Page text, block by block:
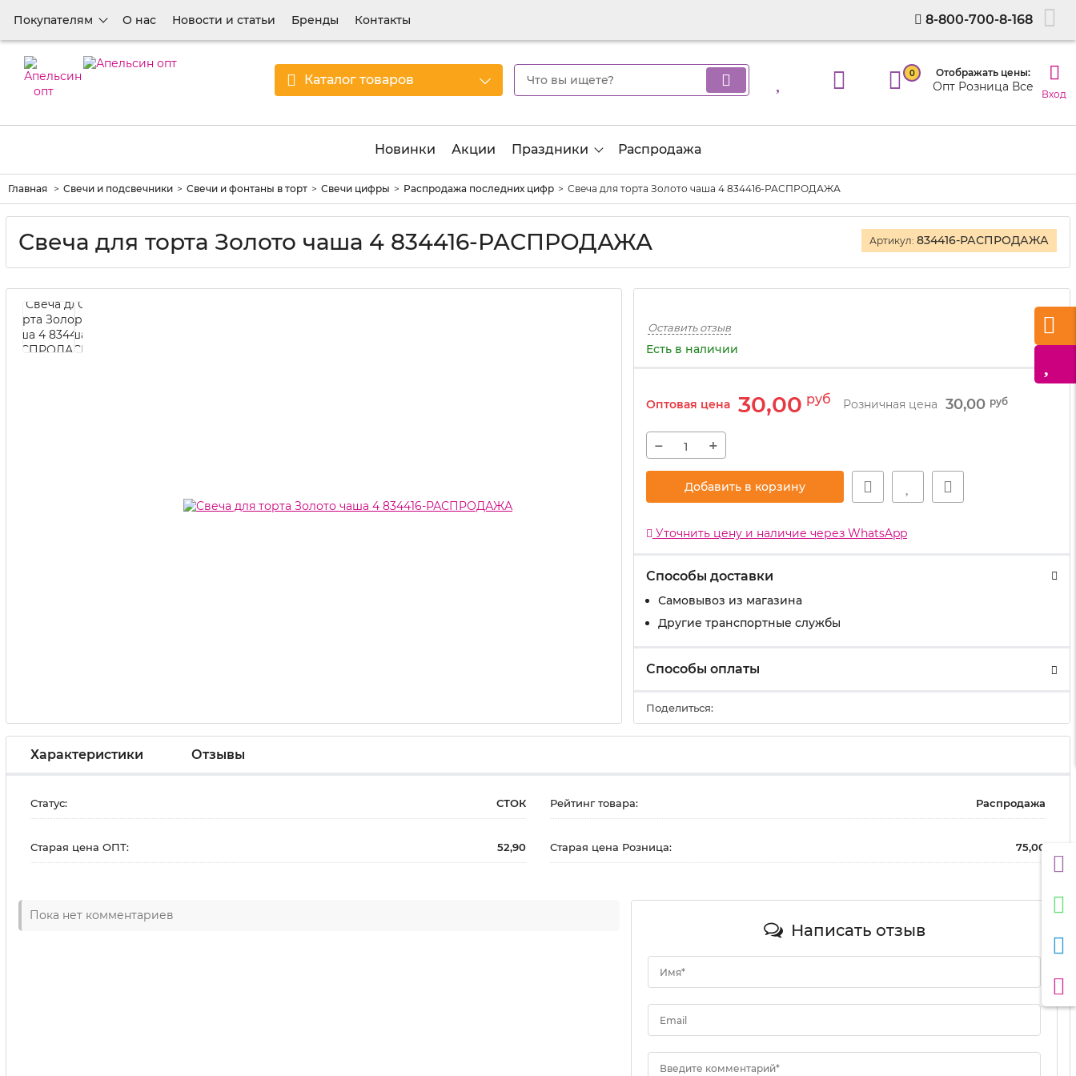
Покупателям О нас Новости и статьи Бренды Контакты 8-800-700-8-168
Каталог товаров 0 Отображать цены:
Опт Розница Все Вход
Новинки Акции Праздники Распродажа
Главная Свечи и подсвечники Свечи и фонтаны в торт Свечи цифры Распродажа последних цифр Свеча для торта Золото чаша 4 834416-РАСПРОДАЖА
Свеча для торта Золото чаша 4 834416-РАСПРОДАЖА Артикул: 834416-РАСПРОДАЖА
Оставить отзыв
Есть в наличии
Оптовая цена 30,00 руб Розничная цена 30,00 руб
− +
Добавить в корзину
Уточнить цену и наличие через WhatsApp
Способы доставки
Самовывоз из магазина
Другие транспортные службы
Способы оплаты
Поделиться:
Характеристики Отзывы
Статус: СТОК Рейтинг товара: Распродажа
Старая цена ОПТ: 52,90 Старая цена Розница: 75,00
Пока нет комментариев
Написать отзыв
Имя*
Email
Введите комментарий*